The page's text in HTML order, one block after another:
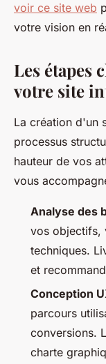
voir ce site web
votre vision en
Les étapes
votre site
La création d'un
processus
hauteur de vos
vous
Analyse des
vos objectifs,
techniques.
et
Conception
parcours
conversions.
charte